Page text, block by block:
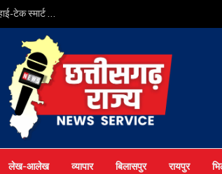
डिजिटल हुए भोले के भक्त, कांवड़ यात्रा में ब्लूटूथ स्पीकर और LED के साथ दिख रहे ये हाई-टेक स्मार्ट गैजेट्स
लेख-आलेख व्यापार बिलासपुर रायपुर